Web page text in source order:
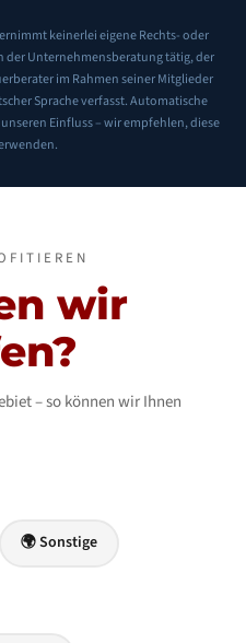
keinerlei eigene Rechts- oder
der Unternehmensberatung tätig, der
im Rahmen seiner Mitglieder
Sprache verfasst. Automatische
Einfluss – wir empfehlen, diese
wir
– so können wir Ihnen
🌍 Sonstige